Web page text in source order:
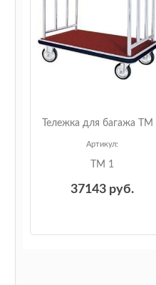
Тележка для багажа ТМ
Артикул:
ТМ 1
37143руб.